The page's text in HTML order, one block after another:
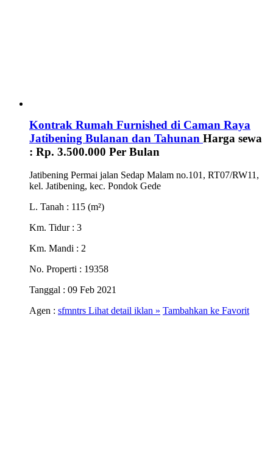
Kontrak Rumah Furnished di Caman Raya
Jatibening Bulanan dan Tahunan Harga sewa
: Rp. 3.500.000 Per Bulan
Jatibening Permai jalan Sedap Malam no.101, RT07/RW11,
kel. Jatibening, kec. Pondok Gede
L. Tanah : 115 (m²)
Km. Tidur : 3
Km. Mandi : 2
No. Properti : 19358
Tanggal : 09 Feb 2021
Agen : sfmntrs Lihat detail iklan » Tambahkan ke Favorit